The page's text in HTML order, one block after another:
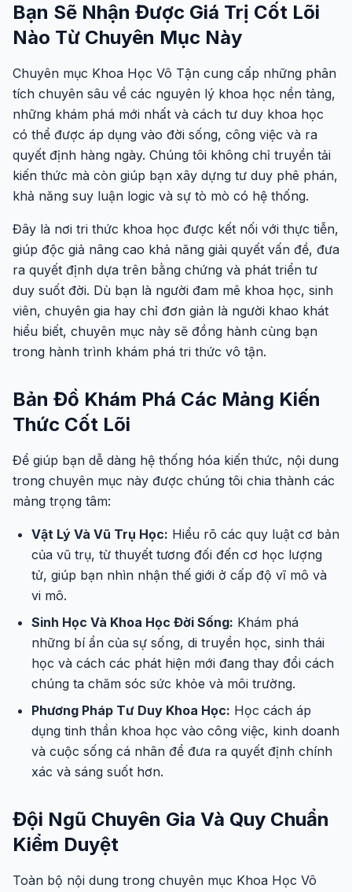
Bạn Sẽ Nhận Được Giá Trị Cốt Lõi
Nào Từ Chuyên Mục Này
Chuyên mục Khoa Học Vô Tận cung cấp những phân
tích chuyên sâu về các nguyên lý khoa học nền tảng,
những khám phá mới nhất và cách tư duy khoa học
có thể được áp dụng vào đời sống, công việc và ra
quyết định hàng ngày. Chúng tôi không chỉ truyền tải
kiến thức mà còn giúp bạn xây dựng tư duy phê phán,
khả năng suy luận logic và sự tò mò có hệ thống.
Đây là nơi tri thức khoa học được kết nối với thực tiễn,
giúp độc giả nâng cao khả năng giải quyết vấn đề, đưa
ra quyết định dựa trên bằng chứng và phát triển tư
duy suốt đời. Dù bạn là người đam mê khoa học, sinh
viên, chuyên gia hay chỉ đơn giản là người khao khát
hiểu biết, chuyên mục này sẽ đồng hành cùng bạn
trong hành trình khám phá tri thức vô tận.
Bản Đồ Khám Phá Các Mảng Kiến
Thức Cốt Lõi
Để giúp bạn dễ dàng hệ thống hóa kiến thức, nội dung
trong chuyên mục này được chúng tôi chia thành các
mảng trọng tâm:
Vật Lý Và Vũ Trụ Học: Hiểu rõ các quy luật cơ bản
của vũ trụ, từ thuyết tương đối đến cơ học lượng
tử, giúp bạn nhìn nhận thế giới ở cấp độ vĩ mô và
vi mô.
Sinh Học Và Khoa Học Đời Sống: Khám phá
những bí ẩn của sự sống, di truyền học, sinh thái
học và cách các phát hiện mới đang thay đổi cách
chúng ta chăm sóc sức khỏe và môi trường.
Phương Pháp Tư Duy Khoa Học: Học cách áp
dụng tinh thần khoa học vào công việc, kinh doanh
và cuộc sống cá nhân để đưa ra quyết định chính
xác và sáng suốt hơn.
Đội Ngũ Chuyên Gia Và Quy Chuẩn
Kiểm Duyệt
Toàn bộ nội dung trong chuyên mục Khoa Học Vô